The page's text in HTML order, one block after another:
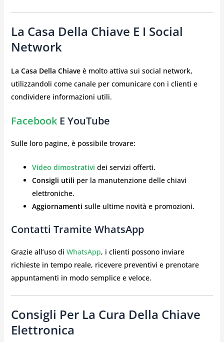
La Casa Della Chiave E I Social
Network
La Casa Della Chiaveè molto attiva sui social network,
utilizzandoli come canale per comunicare con i clienti e
condividere informazioni utili.
FacebookE YouTube
Sulle loro pagine, è possibile trovare:
Video dimostrativi dei servizi offerti.
Consigli utili per la manutenzione delle chiavi
elettroniche.
Aggiornamenti sulle ultime novità e promozioni.
Contatti Tramite WhatsApp
Grazie all’uso di WhatsApp, i clienti possono inviare
richieste in tempo reale, ricevere preventivi e prenotare
appuntamenti in modo semplice e veloce.
Consigli Per La Cura Della Chiave
Elettronica